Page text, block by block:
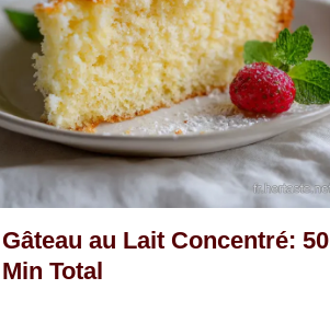
Gâteau au Lait Concentré: 50
Min Total